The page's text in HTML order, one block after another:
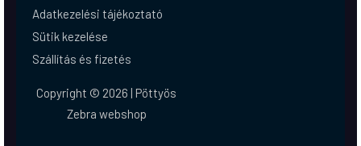
Adatkezelési tájékoztató
Sütik kezelése
Szállítás és fizetés
Copyright © 2026 | Pöttyös
Zebra webshop